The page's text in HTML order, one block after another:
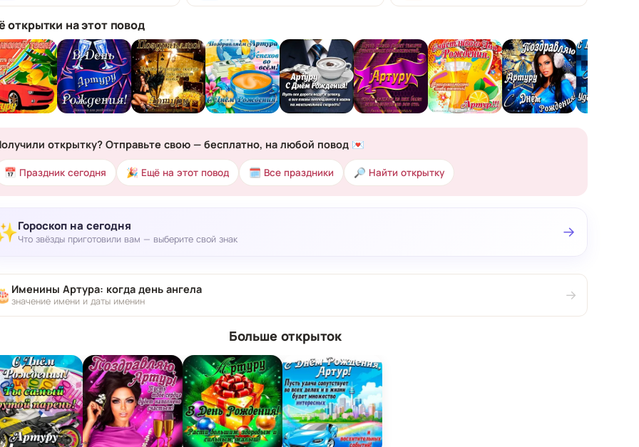
открытки на этот повод
открытку? Отправьте свою — бесплатно, на любой повод 💌
📅 Праздник сегодня 🎉 Ещё на этот повод 🗓 Все праздники 🔎 Найти открытку
Гороскоп на сегодня
Что звёзды приготовили вам — выберите свой знак →
Именины Артура: когда день ангела
значение имени и даты именин →
Больше открыток